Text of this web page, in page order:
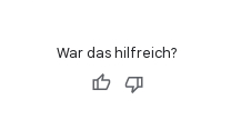
War das hilfreich?